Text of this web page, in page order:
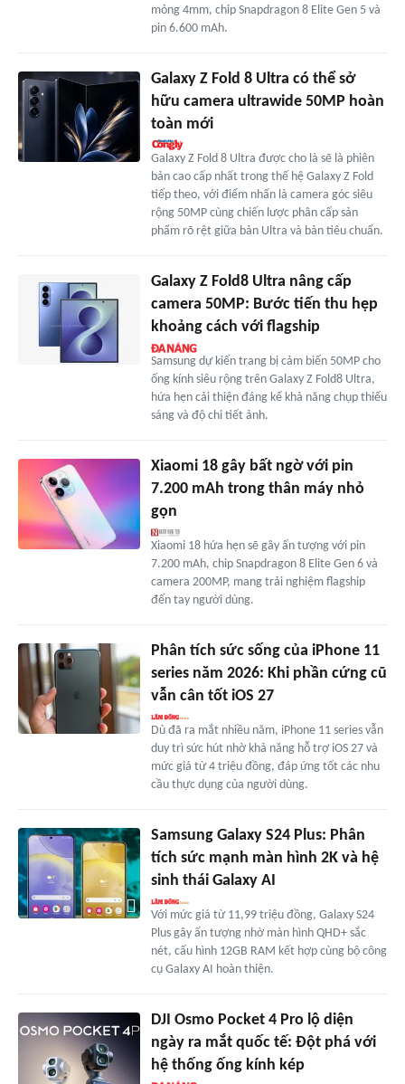
mỏng 4mm, chip Snapdragon 8 Elite Gen 5 và
pin 6.600 mAh.
Galaxy Z Fold 8 Ultra có thể sở
hữu camera ultrawide 50MP hoàn
toàn mới
Galaxy Z Fold 8 Ultra được cho là sẽ là phiên
bản cao cấp nhất trong thế hệ Galaxy Z Fold
tiếp theo, với điểm nhấn là camera góc siêu
rộng 50MP cùng chiến lược phân cấp sản
phẩm rõ rệt giữa bản Ultra và bản tiêu chuẩn.
Galaxy Z Fold8 Ultra nâng cấp
camera 50MP: Bước tiến thu hẹp
khoảng cách với flagship
Samsung dự kiến trang bị cảm biến 50MP cho
ống kính siêu rộng trên Galaxy Z Fold8 Ultra,
hứa hẹn cải thiện đáng kể khả năng chụp thiếu
sáng và độ chi tiết ảnh.
Xiaomi 18 gây bất ngờ với pin
7.200 mAh trong thân máy nhỏ
gọn
Xiaomi 18 hứa hẹn sẽ gây ấn tượng với pin
7.200 mAh, chip Snapdragon 8 Elite Gen 6 và
camera 200MP, mang trải nghiệm flagship
đến tay người dùng.
Phân tích sức sống của iPhone 11
series năm 2026: Khi phần cứng cũ
vẫn cân tốt iOS 27
Dù đã ra mắt nhiều năm, iPhone 11 series vẫn
duy trì sức hút nhờ khả năng hỗ trợ iOS 27 và
mức giá từ 4 triệu đồng, đáp ứng tốt các nhu
cầu thực dụng của người dùng.
Samsung Galaxy S24 Plus: Phân
tích sức mạnh màn hình 2K và hệ
sinh thái Galaxy AI
Với mức giá từ 11,99 triệu đồng, Galaxy S24
Plus gây ấn tượng nhờ màn hình QHD+ sắc
nét, cấu hình 12GB RAM kết hợp cùng bộ công
cụ Galaxy AI hoàn thiện.
DJI Osmo Pocket 4 Pro lộ diện
ngày ra mắt quốc tế: Đột phá với
hệ thống ống kính kép